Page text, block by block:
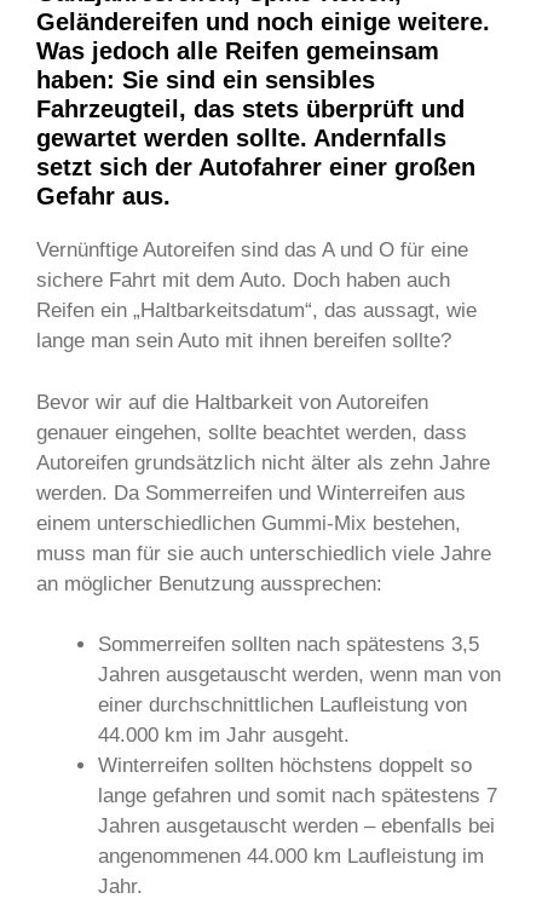
Geländereifen und noch einige weitere.
Was jedoch alle Reifen gemeinsam
haben: Sie sind ein sensibles
Fahrzeugteil, das stets überprüft und
gewartet werden sollte. Andernfalls
setzt sich der Autofahrer einer großen
Gefahr aus.
Vernünftige Autoreifen sind das A und O für eine
sichere Fahrt mit dem Auto. Doch haben auch
Reifen ein „Haltbarkeitsdatum“, das aussagt, wie
lange man sein Auto mit ihnen bereifen sollte?
Bevor wir auf die Haltbarkeit von Autoreifen
genauer eingehen, sollte beachtet werden, dass
Autoreifen grundsätzlich nicht älter als zehn Jahre
werden. Da Sommerreifen und Winterreifen aus
einem unterschiedlichen Gummi-Mix bestehen,
muss man für sie auch unterschiedlich viele Jahre
an möglicher Benutzung aussprechen:
Sommerreifen sollten nach spätestens 3,5
Jahren ausgetauscht werden, wenn man von
einer durchschnittlichen Laufleistung von
44.000 km im Jahr ausgeht.
Winterreifen sollten höchstens doppelt so
lange gefahren und somit nach spätestens 7
Jahren ausgetauscht werden – ebenfalls bei
angenommenen 44.000 km Laufleistung im
Jahr.